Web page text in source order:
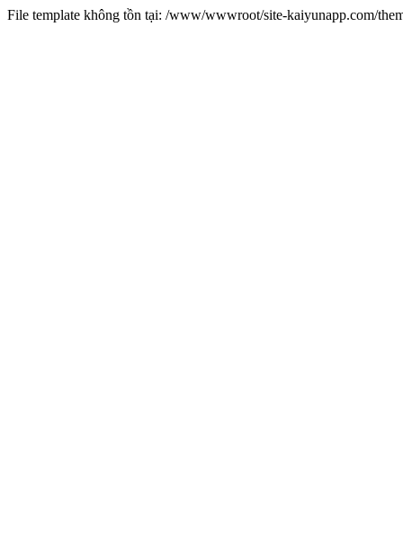
File template không tồn tại: /www/wwwroot/site-kaiyunapp.com/